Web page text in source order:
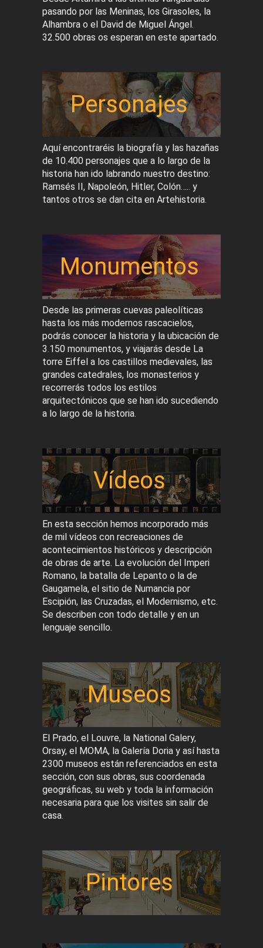
pasando por las Meninas, los Girasoles, la
Alhambra o el David de Miguel Ángel.
32.500 obras os esperan en este apartado.
Personajes
Aquí encontraréis la biografía y las hazañas
de 10.400 personajes que a lo largo de la
historia han ido labrando nuestro destino:
Ramsés II, Napoleón, Hitler, Colón….. y
tantos otros se dan cita en Artehistoria.
Monumentos
Desde las primeras cuevas paleolíticas
hasta los más modernos rascacielos,
podrás conocer la historia y la ubicación de
3.150 monumentos, y viajarás desde La
torre Eiffel a los castillos medievales, las
grandes catedrales, los monasterios y
recorrerás todos los estilos
arquitectónicos que se han ido sucediendo
a lo largo de la historia.
Vídeos
En esta sección hemos incorporado más
de mil vídeos con recreaciones de
acontecimientos históricos y descripción
de obras de arte. La evolución del Imperi
Romano, la batalla de Lepanto o la de
Gaugamela, el sitio de Numancia por
Escipión, las Cruzadas, el Modernismo, etc.
Se describen con todo detalle y en un
lenguaje sencillo.
Museos
El Prado, el Louvre, la National Galery,
Orsay, el MOMA, la Galería Doria y así hasta
2300 museos están referenciados en esta
sección, con sus obras, sus coordenada
geográficas, su web y toda la información
necesaria para que los visites sin salir de
casa.
Pintores